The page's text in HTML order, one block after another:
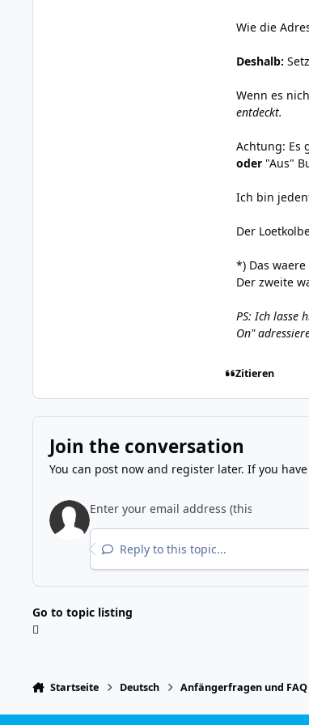
Wie die
Deshalb:
Wenn es
entdeckt.
Achtung: Es
oder "Aus"
Ich bin
Der
*) Das
Der zweite
PS: Ich lasse
On"
Zitieren
Join the conversation
You can post now and register later. If you
Reply to this topic...
Go to topic listing
Startseite Deutsch Anfängerfragen und FAQ